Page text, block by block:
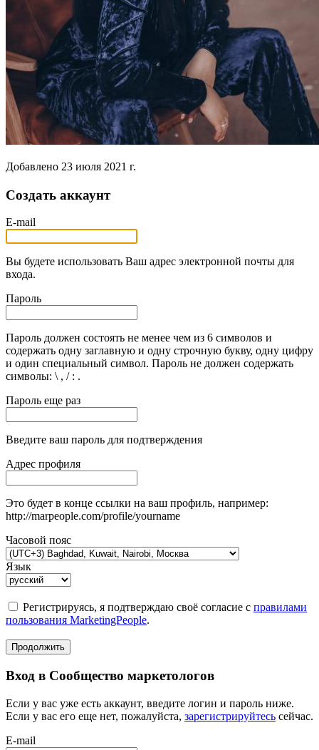
Добавлено 23 июля 2021 г.
Создать аккаунт
E-mail
Вы будете использовать Ваш адрес электронной почты для
входа.
Пароль
Пароль должен состоять не менее чем из 6 символов и
содержать одну заглавную и одну строчную букву, одну цифру
и один специальный символ. Пароль не должен содержать
символы: \ , / : .
Пароль еще раз
Введите ваш пароль для подтверждения
Адрес профиля
Это будет в конце ссылки на ваш профиль, например:
http://marpeople.com/profile/yourname
Часовой пояс
Язык
Регистрируясь, я подтверждаю своё согласие с правилами
пользования MarketingPeople.
Продолжить
Вход в Сообщество маркетологов
Если у вас уже есть аккаунт, введите логин и пароль ниже.
Если у вас его еще нет, пожалуйста, зарегистрируйтесь сейчас.
E-mail